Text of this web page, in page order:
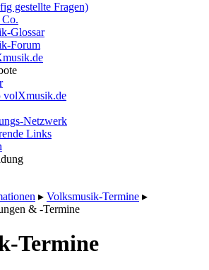
gestellte Fragen)
Glossar
Forum
volXmusik.de
Netzwerk
Links
▸ Volksmusik-Termine ▸
& -Termine
Termine